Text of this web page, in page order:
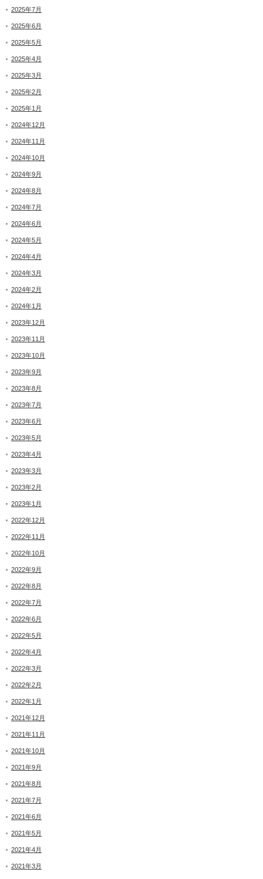
2025年7月
2025年6月
2025年5月
2025年4月
2025年3月
2025年2月
2025年1月
2024年12月
2024年11月
2024年10月
2024年9月
2024年8月
2024年7月
2024年6月
2024年5月
2024年4月
2024年3月
2024年2月
2024年1月
2023年12月
2023年11月
2023年10月
2023年9月
2023年8月
2023年7月
2023年6月
2023年5月
2023年4月
2023年3月
2023年2月
2023年1月
2022年12月
2022年11月
2022年10月
2022年9月
2022年8月
2022年7月
2022年6月
2022年5月
2022年4月
2022年3月
2022年2月
2022年1月
2021年12月
2021年11月
2021年10月
2021年9月
2021年8月
2021年7月
2021年6月
2021年5月
2021年4月
2021年3月